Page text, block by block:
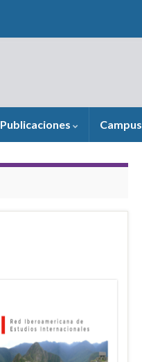
Publicaciones Campus